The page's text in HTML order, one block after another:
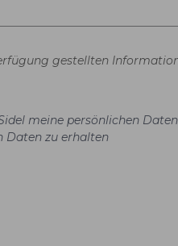
gestellten
meine persönlichen
Daten zu erhalten